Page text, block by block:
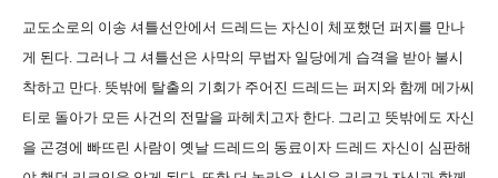
교도소로의 이송 셔틀선안에서 드레드는 자신이 체포했던 퍼지를 만나
게 된다. 그러나 그 셔틀선은 사막의 무법자 일당에게 습격을 받아 불시
착하고 만다. 뜻밖에 탈출의 기회가 주어진 드레드는 퍼지와 함께 메가씨
티로 돌아가 모든 사건의 전말을 파헤치고자 한다. 그리고 뜻밖에도 자신
을 곤경에 빠뜨린 사람이 옛날 드레드의 동료이자 드레드 자신이 심판해